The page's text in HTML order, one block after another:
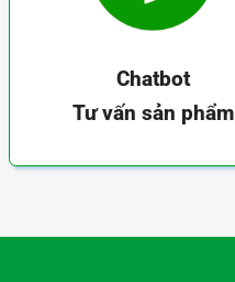
Chatbot
Tư vấn sản phẩm